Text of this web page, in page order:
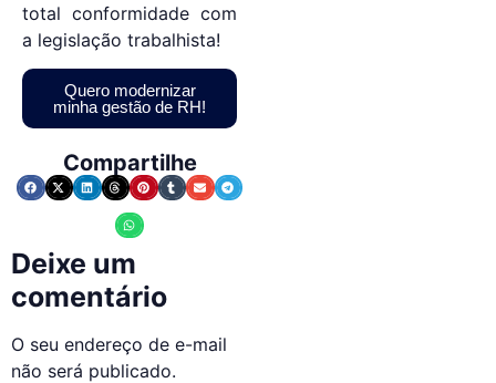
total conformidade com
a legislação trabalhista!
Quero modernizar
minha gestão de RH!
Compartilhe
Deixe um
comentário
O seu endereço de e-mail
não será publicado.